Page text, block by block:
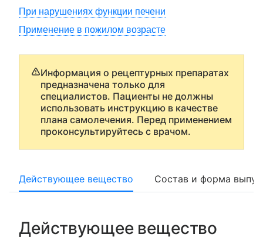
При нарушениях функции печени
Применение в пожилом возрасте
Информация о рецептурных препаратах
предназначена только для
специалистов. Пациенты не должны
использовать инструкцию в качестве
плана самолечения. Перед применением
проконсультируйтесь с врачом.
Действующее вещество Состав и форма
Действующее вещество